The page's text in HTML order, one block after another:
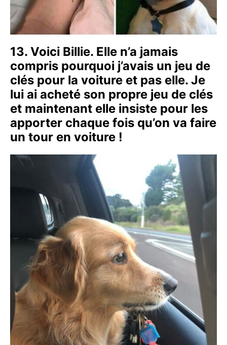
13. Voici Billie. Elle n’a jamais
compris pourquoi j’avais un jeu de
clés pour la voiture et pas elle. Je
lui ai acheté son propre jeu de clés
et maintenant elle insiste pour les
apporter chaque fois qu’on va faire
un tour en voiture !